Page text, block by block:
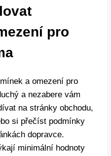
pro
a omezení pro
a nezabere vám
na stránky obchodu,
si přečíst podmínky
dopravce.
minimální hodnoty